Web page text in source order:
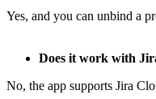
Yes, and you can unbind a
Does it work with
No, the app supports Jira